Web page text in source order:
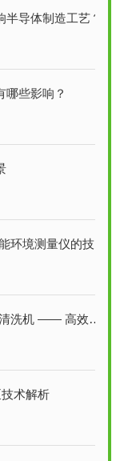
导体制造工艺？
哪些影响？
技术革新与应用全景
面处理的集成解决方案
术解析